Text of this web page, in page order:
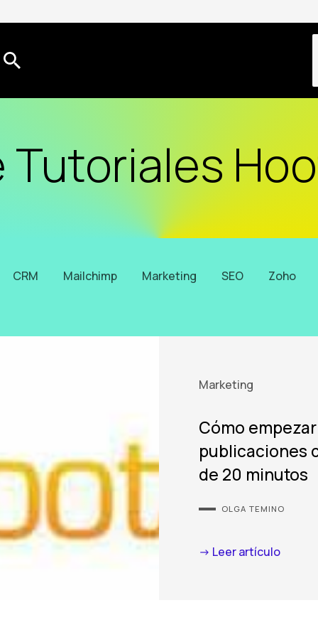
CRM Mailchimp Marketing SEO Zoho
Marketing
Cómo
publicaciones
de 20 minutos
OLGA TEMINO
-> Leer artículo